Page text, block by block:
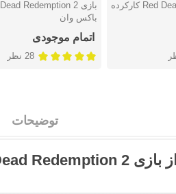
بازی Red Dead Redemption 2 کارکرده
دوست داشتن
باکس وان
اتمام موجودی
28 نظر
توضیحات